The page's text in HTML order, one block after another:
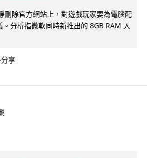
除官方網站上，對遊戲玩家要為電腦配
分析指微軟同時新推出的 8GB RAM 入
分享